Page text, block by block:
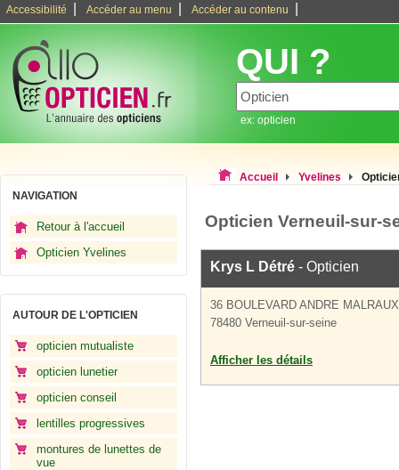
Accessibilité Accéder au menu Accéder au contenu
QUI ?
ex: opticien
NAVIGATION
Retour à l'accueil
Opticien Yvelines
AUTOUR DE L'OPTICIEN
opticien mutualiste
opticien lunetier
opticien conseil
lentilles progressives
montures de lunettes de
vue
Accueil Yvelines
Opticien Verneuil-sur-
Krys L Détré - Opticien
36 BOULEVARD ANDRE MALRAUX
78480 Verneuil-sur-seine
Afficher les détails